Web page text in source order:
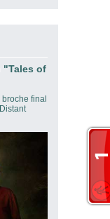
"Tales of
final